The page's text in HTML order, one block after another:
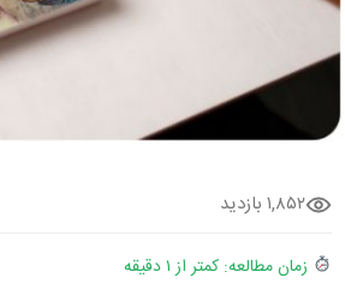
۱,۸۵۲ بازدید
زمان مطالعه: کمتر از ۱ دقیقه